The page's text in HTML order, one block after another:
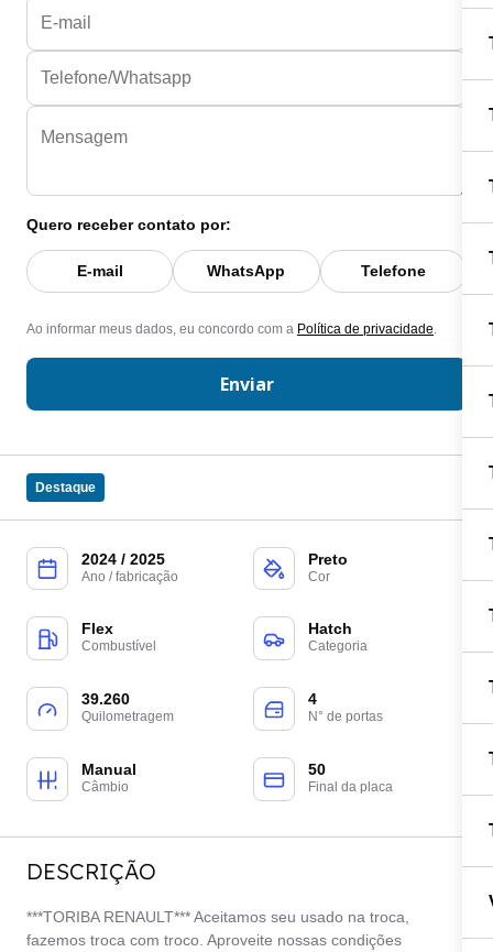
Destaque
2024 / 2025
Ano / fabricação
Preto
Cor
Flex
Combustível
Hatch
Categoria
39.260
Quilometragem
4
N° de portas
Manual
Câmbio
50
Final da placa
DESCRIÇÃO
***TORIBA RENAULT*** Aceitamos seu usado na troca,
fazemos troca com troco. Aproveite nossas condições
Quero receber contato por:
E-mail WhatsApp Telefone
Ao informar meus dados, eu concordo com a Política de privacidade
Enviar